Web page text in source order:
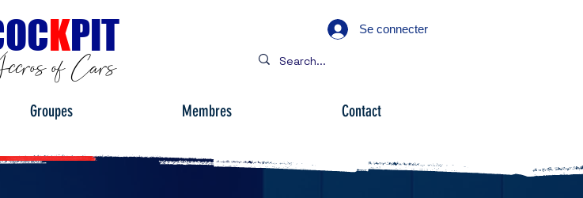
OCKPIT
of Cars
Se connecter
Groupes Membres Contact